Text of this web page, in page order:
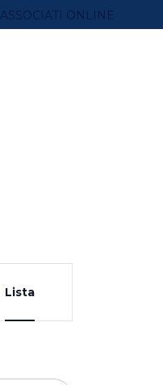
ASSOCIATI ONLINE
Lista